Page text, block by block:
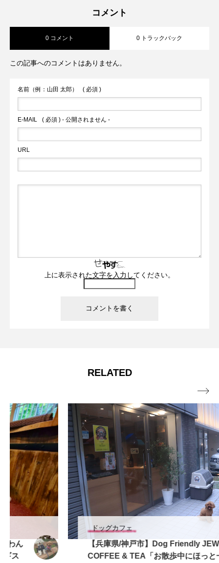
大型犬OK！人とわんちゃんが気軽に立ち
んちゃんメニューあり美腸料理教室/イベ
works「15kgの中型犬まで店内OK！大型
コメント
0 コメント 0 トラックバック
この記事へのコメントはありません。
名前（例：山田 太郎） ( 必須 )
E-MAIL ( 必須 ) - 公開されません -
URL
上に表示された文字を入力してください。
RELATED
ドッグカフェ
【兵庫県/神戸市】Dog Friendly JEWEL
COFFEE & TEA「お散歩中にほっと一息
